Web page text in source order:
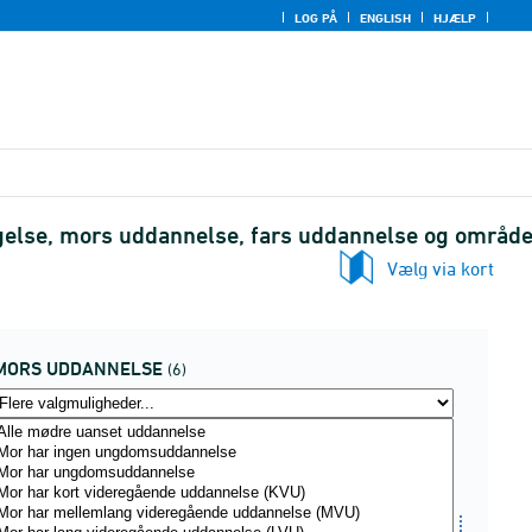
LOG PÅ ENGLISH HJÆLP
mors uddannelse, fars uddannelse og område
Vælg via kort
UDDANNELSE (6)